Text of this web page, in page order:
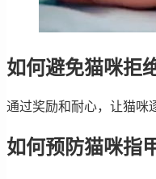
如何避免猫咪拒
通过奖励和耐心，让猫咪
如何预防猫咪指